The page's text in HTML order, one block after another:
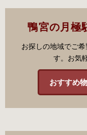
鴨宮の月極
お探しの地域でご
す。お気
おすすめ